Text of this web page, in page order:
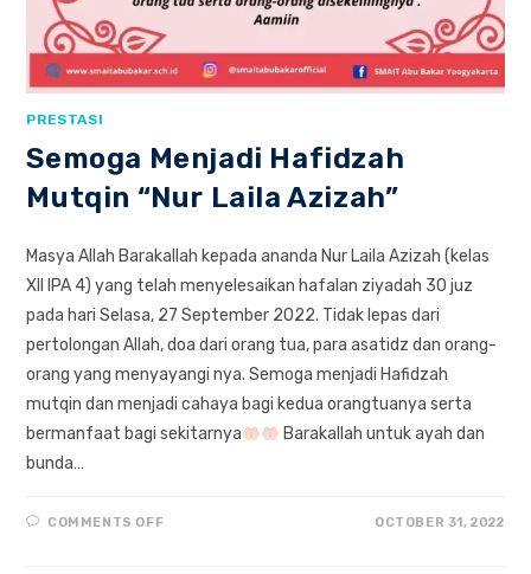
PRESTASI
Semoga Menjadi Hafidzah
Mutqin “Nur Laila Azizah”
Masya Allah Barakallah kepada ananda Nur Laila Azizah (kelas
XII IPA 4) yang telah menyelesaikan hafalan ziyadah 30 juz
pada hari Selasa, 27 September 2022. Tidak lepas dari
pertolongan Allah, doa dari orang tua, para asatidz dan orang-
orang yang menyayangi nya. Semoga menjadi Hafidzah
mutqin dan menjadi cahaya bagi kedua orangtuanya serta
bermanfaat bagi sekitarnya
Barakallah untuk ayah dan
bunda…
COMMENTS OFFON OCTOBER 31, 2022